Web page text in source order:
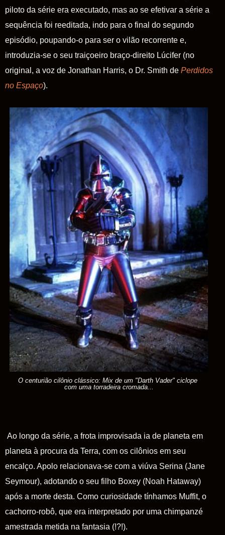
piloto da série era executado, mas ao se efetivar a série a
sequência foi reeditada, indo para o final do segundo
episódio, poupando-o para ser o vilão recorrente e,
introduzia-se o seu traiçoeiro braço-direito Lúcifer (no
original, a voz de Jonathan Harris, o Dr. Smith de Perdidos
no Espaço).
O centurião cilônio clássico: Mix de um "Darth Vader" ciclope
com uma torradeira cromada...
Ao longo da série, a frota improvisada ia de planeta em
planeta à procura da Terra, com os cilônios em seu
encalço. Apolo relacionava-se com a viúva Serina (Jane
Seymour), adotando o seu filho Boxey (Noah Hataway)
após a morte desta. Como curiosidade tínhamos Muffit, o
cachorro-robô, que era interpretado por uma chimpanzé
amestrada metida na fantasia (!?!).